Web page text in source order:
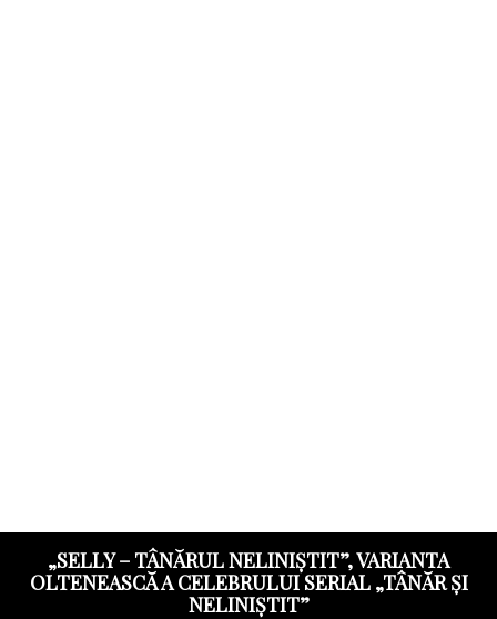
„SELLY – TÂNĂRUL NELINIȘTIT”, VARIANTA
OLTENEASCĂ A CELEBRULUI SERIAL „TÂNĂR ȘI
NELINIȘTIT”